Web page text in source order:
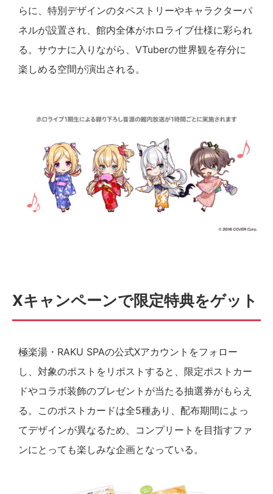
らに、特別デザインのタペストリーやキャラクターパ
ネルが設置され、館内全体がホロライブ仕様に彩られ
る。サウナに入りながら、VTuberの世界観を存分に
楽しめる空間が演出される。
Xキャンペーンで限定特典をゲット
極楽湯・RAKU SPAの公式Xアカウントをフォロー
し、対象のポストをリポストすると、限定ポストカー
ドやコラボ装飾のプレゼントが当たる抽選券がもらえ
る。このポストカードは全5種あり、配布期間によっ
てデザインが異なるため、コンプリートを目指すファ
ンにとっても楽しみな企画となっている。